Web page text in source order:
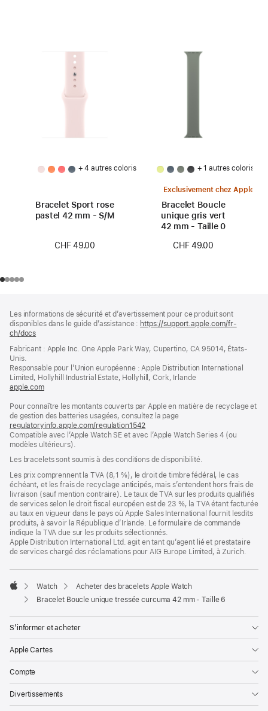
+ 4 autres coloris
Bracelet Sport rose
pastel 42 mm - S/M
CHF 49.00
+ 1 autres coloris
Exclusivement chez Apple
Bracelet Boucle
unique gris vert
42 mm - Taille 0
CHF 49.00
de
page
de
bas
page
Les informations de sécurité et d’avertissement pour ce produit sont
disponibles dans le guide d’assistance : https://support.apple.com/fr-
ch/docs
une
fenêtre)
Fabricant : Apple Inc. One Apple Park Way, Cupertino, CA 95014, États-
Unis.
Responsable pour l’Union européenne : Apple Distribution International
Limited, Hollyhill Industrial Estate, Hollyhill, Cork, Irlande
apple.com(s’ouvre
une
nouvelle
fenêtre)
Pour connaître les montants couverts par Apple en matière de recyclage et
de gestion des batteries usagées, consultez la page
regulatoryinfo.apple.com/regulation1542
dans
nouvelle
fenêtre)
Compatible avec l’Apple Watch SE et avec l’Apple Watch Series 4 (ou
modèles ultérieurs).
Les bracelets sont soumis à des conditions de disponibilité.
Les prix comprennent la TVA (8,1 %), le droit de timbre fédéral, le cas
échéant, et les frais de recyclage anticipés, mais s’entendent hors frais de
livraison (sauf mention contraire). Le taux de TVA sur les produits qualifiés
de services selon le droit fiscal européen est de 23 %, la TVA étant facturée
au taux en vigueur dans le pays où Apple Sales International fournit lesdits
produits, à savoir la République d’Irlande. Le formulaire de commande
indique la TVA due sur les produits sélectionnés.
Apple Distribution International Ltd. agit en tant qu’agent lié et prestataire
de services chargé des réclamations pour AIG Europe Limited, à Zurich.
Apple
Watch
Acheter des bracelets Apple Watch
Bracelet Boucle unique tressée curcuma 42 mm - Taille 6
S’informer et acheter
Apple Cartes
Compte
Divertissements